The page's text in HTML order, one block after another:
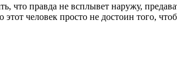
что правда не всплывет наружу,
человек просто не достоин того,